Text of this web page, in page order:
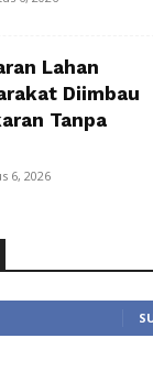
Lahan
Diimbau
Tanpa
6, 2026